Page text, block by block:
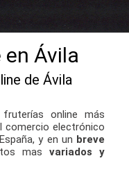
Ávila
de Ávila
online más
comercio electrónico
y en un breve
masvariados y